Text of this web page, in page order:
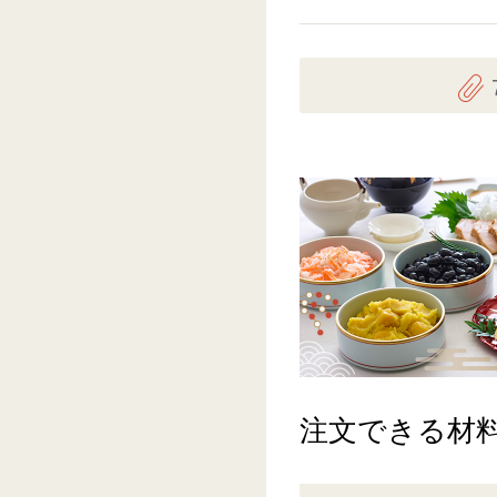
注文できる材